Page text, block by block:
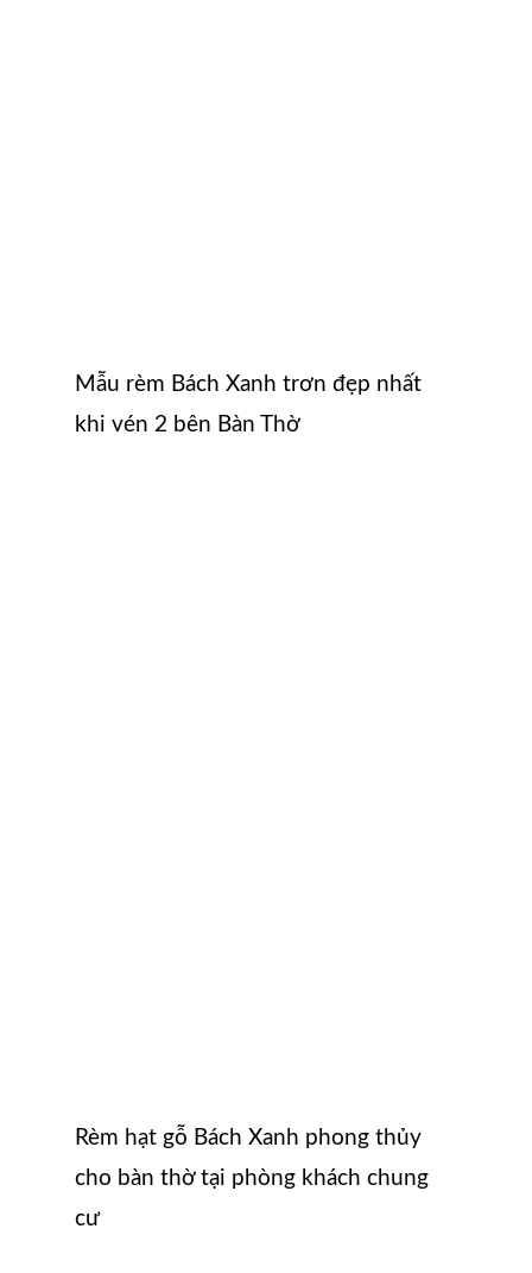
Mẫu rèm Bách Xanh trơn đẹp nhất
khi vén 2 bên Bàn Thờ
Rèm hạt gỗ Bách Xanh phong thủy
cho bàn thờ tại phòng khách chung
cư